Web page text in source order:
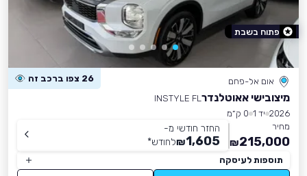
אום אל-פחם 26 צפו ברכב זה
מיצובישי אאוטלנדר INSTYLE FL
2026 יד 1
0 ק״מ
מחיר
215,000
₪
החזר חודשי מ-
1,605
₪לחודש*
תוספות לעיסקה
פתוח בשבת